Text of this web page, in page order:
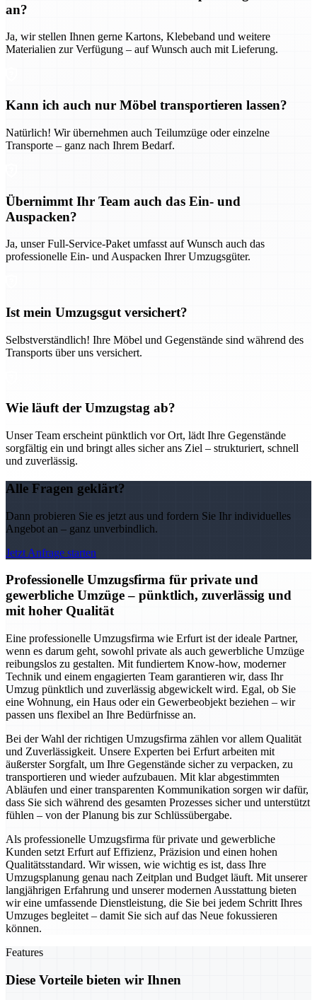
an?
Ja, wir stellen Ihnen gerne Kartons, Klebeband und weitere
Materialien zur Verfügung – auf Wunsch auch mit Lieferung.
Kann ich auch nur Möbel transportieren lassen?
Natürlich! Wir übernehmen auch Teilumzüge oder einzelne
Transporte – ganz nach Ihrem Bedarf.
Übernimmt Ihr Team auch das Ein- und
Auspacken?
Ja, unser Full-Service-Paket umfasst auf Wunsch auch das
professionelle Ein- und Auspacken Ihrer Umzugsgüter.
Ist mein Umzugsgut versichert?
Selbstverständlich! Ihre Möbel und Gegenstände sind während des
Transports über uns versichert.
Wie läuft der Umzugstag ab?
Unser Team erscheint pünktlich vor Ort, lädt Ihre Gegenstände
sorgfältig ein und bringt alles sicher ans Ziel – strukturiert, schnell
und zuverlässig.
Alle Fragen geklärt?
Dann probieren Sie es jetzt aus und fordern Sie Ihr individuelles
Angebot an – ganz unverbindlich.
Jetzt Anfrage starten
Professionelle Umzugsfirma für private und
gewerbliche Umzüge – pünktlich, zuverlässig und
mit hoher Qualität
Eine professionelle Umzugsfirma wie Erfurt ist der ideale Partner,
wenn es darum geht, sowohl private als auch gewerbliche Umzüge
reibungslos zu gestalten. Mit fundiertem Know-how, moderner
Technik und einem engagierten Team garantieren wir, dass Ihr
Umzug pünktlich und zuverlässig abgewickelt wird. Egal, ob Sie
eine Wohnung, ein Haus oder ein Gewerbeobjekt beziehen – wir
passen uns flexibel an Ihre Bedürfnisse an.
Bei der Wahl der richtigen Umzugsfirma zählen vor allem Qualität
und Zuverlässigkeit. Unsere Experten bei Erfurt arbeiten mit
äußerster Sorgfalt, um Ihre Gegenstände sicher zu verpacken, zu
transportieren und wieder aufzubauen. Mit klar abgestimmten
Abläufen und einer transparenten Kommunikation sorgen wir dafür,
dass Sie sich während des gesamten Prozesses sicher und unterstützt
fühlen – von der Planung bis zur Schlüssübergabe.
Als professionelle Umzugsfirma für private und gewerbliche
Kunden setzt Erfurt auf Effizienz, Präzision und einen hohen
Qualitätsstandard. Wir wissen, wie wichtig es ist, dass Ihre
Umzugsplanung genau nach Zeitplan und Budget läuft. Mit unserer
langjährigen Erfahrung und unserer modernen Ausstattung bieten
wir eine umfassende Dienstleistung, die Sie bei jedem Schritt Ihres
Umzuges begleitet – damit Sie sich auf das Neue fokussieren
können.
Features
Diese Vorteile bieten wir Ihnen